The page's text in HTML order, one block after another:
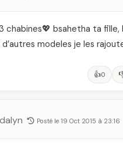
chabines💖 bsahetha ta fille,
modeles je les
👍0
Posté le 19 Oct 2015 à 23:16